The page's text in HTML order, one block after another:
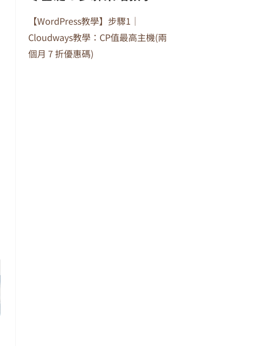
【WordPress教學】步驟1｜
Cloudways教學：CP值最高主機(兩
個月 7 折優惠碼)